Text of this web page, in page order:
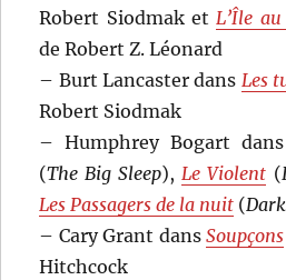
Robert Siodmak etL’Île
de Robert Z. Léonard
– Burt Lancaster dans Les
Robert Siodmak
– Humphrey Bogart
(The Big Sleep),Le Violent (
Les Passagers de la nuit (
– Cary Grant dans Soupçons
Hitchcock